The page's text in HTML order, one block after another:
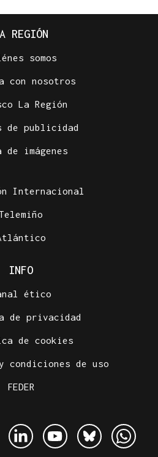
REGIÓN
somos
con nosotros
La Región
de publicidad
de imágenes
Internacional
Telemiño
INFO
ético
de privacidad
de cookies
condiciones de uso
FEDER